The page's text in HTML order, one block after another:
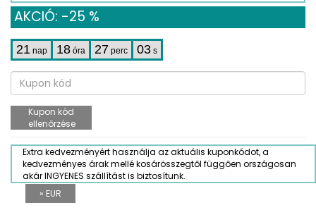
AKCIÓ: -25 %
21 nap 18 óra 27 perc 03 s
Kupon kód
ellenőrzése
Extra kedvezményért használja az aktuális kuponkódot, a
kedvezményes árak mellé kosárösszegtől függően országosan
akár INGYENES szállítást is biztosítunk.
» EUR